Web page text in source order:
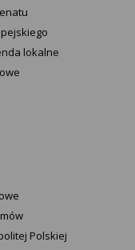
lokalne
Polskiej